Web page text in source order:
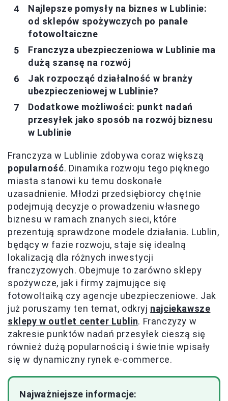
Najlepsze pomysły na biznes w Lublinie:
od sklepów spożywczych po panale
fotowoltaiczne
Franczyza ubezpieczeniowa w Lublinie ma
dużą szansę na rozwój
Jak rozpocząć działalność w branży
ubezpieczeniowej w Lublinie?
Dodatkowe możliwości: punkt nadań
przesyłek jako sposób na rozwój biznesu
w Lublinie
Franczyza w Lublinie zdobywa coraz większą
popularność. Dinamika rozwoju tego pięknego
miasta stanowi ku temu doskonałe
uzasadnienie. Młodzi przedsiębiorcy chętnie
podejmują decyzje o prowadzeniu własnego
biznesu w ramach znanych sieci, które
prezentują sprawdzone modele działania. Lublin,
będący w fazie rozwoju, staje się idealną
lokalizacją dla różnych inwestycji
franczyzowych. Obejmuje to zarówno sklepy
spożywcze, jak i firmy zajmujące się
fotowoltaiką czy agencje ubezpieczeniowe. Jak
już poruszamy ten temat, odkryj najciekawsze
sklepy w outlet center Lublin. Franczyzy w
zakresie punktów nadań przesyłek cieszą się
również dużą popularnością i świetnie wpisały
się w dynamiczny rynek e-commerce.
Najważniejsze informacje: